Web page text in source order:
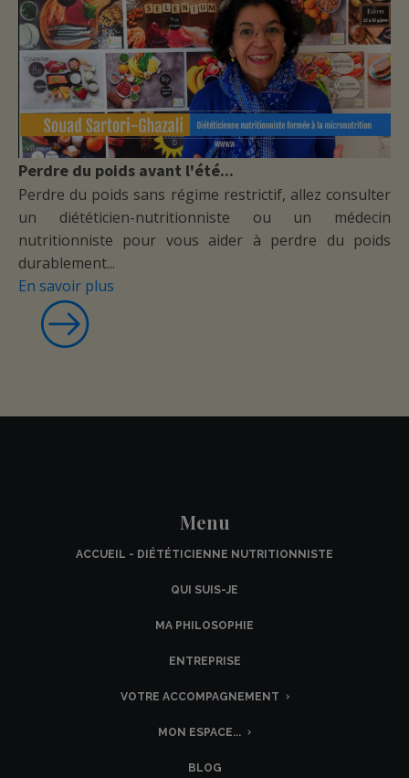
Perdre du poids avant l'été...
Perdre du poids sans régime restrictif, allez consulter
un diététicien-nutritionniste ou un médecin
nutritionniste pour vous aider à perdre du poids
durablement...
En savoir plus
Menu
ACCUEIL - DIÉTÉTICIENNE NUTRITIONNISTE
QUI SUIS-JE
MA PHILOSOPHIE
ENTREPRISE
VOTRE ACCOMPAGNEMENT
MON ESPACE...
BLOG